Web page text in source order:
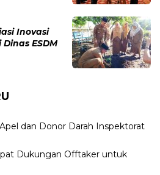
Inovasi
ESDM
dan Donor Darah Inspektorat
Dukungan Offtaker untuk